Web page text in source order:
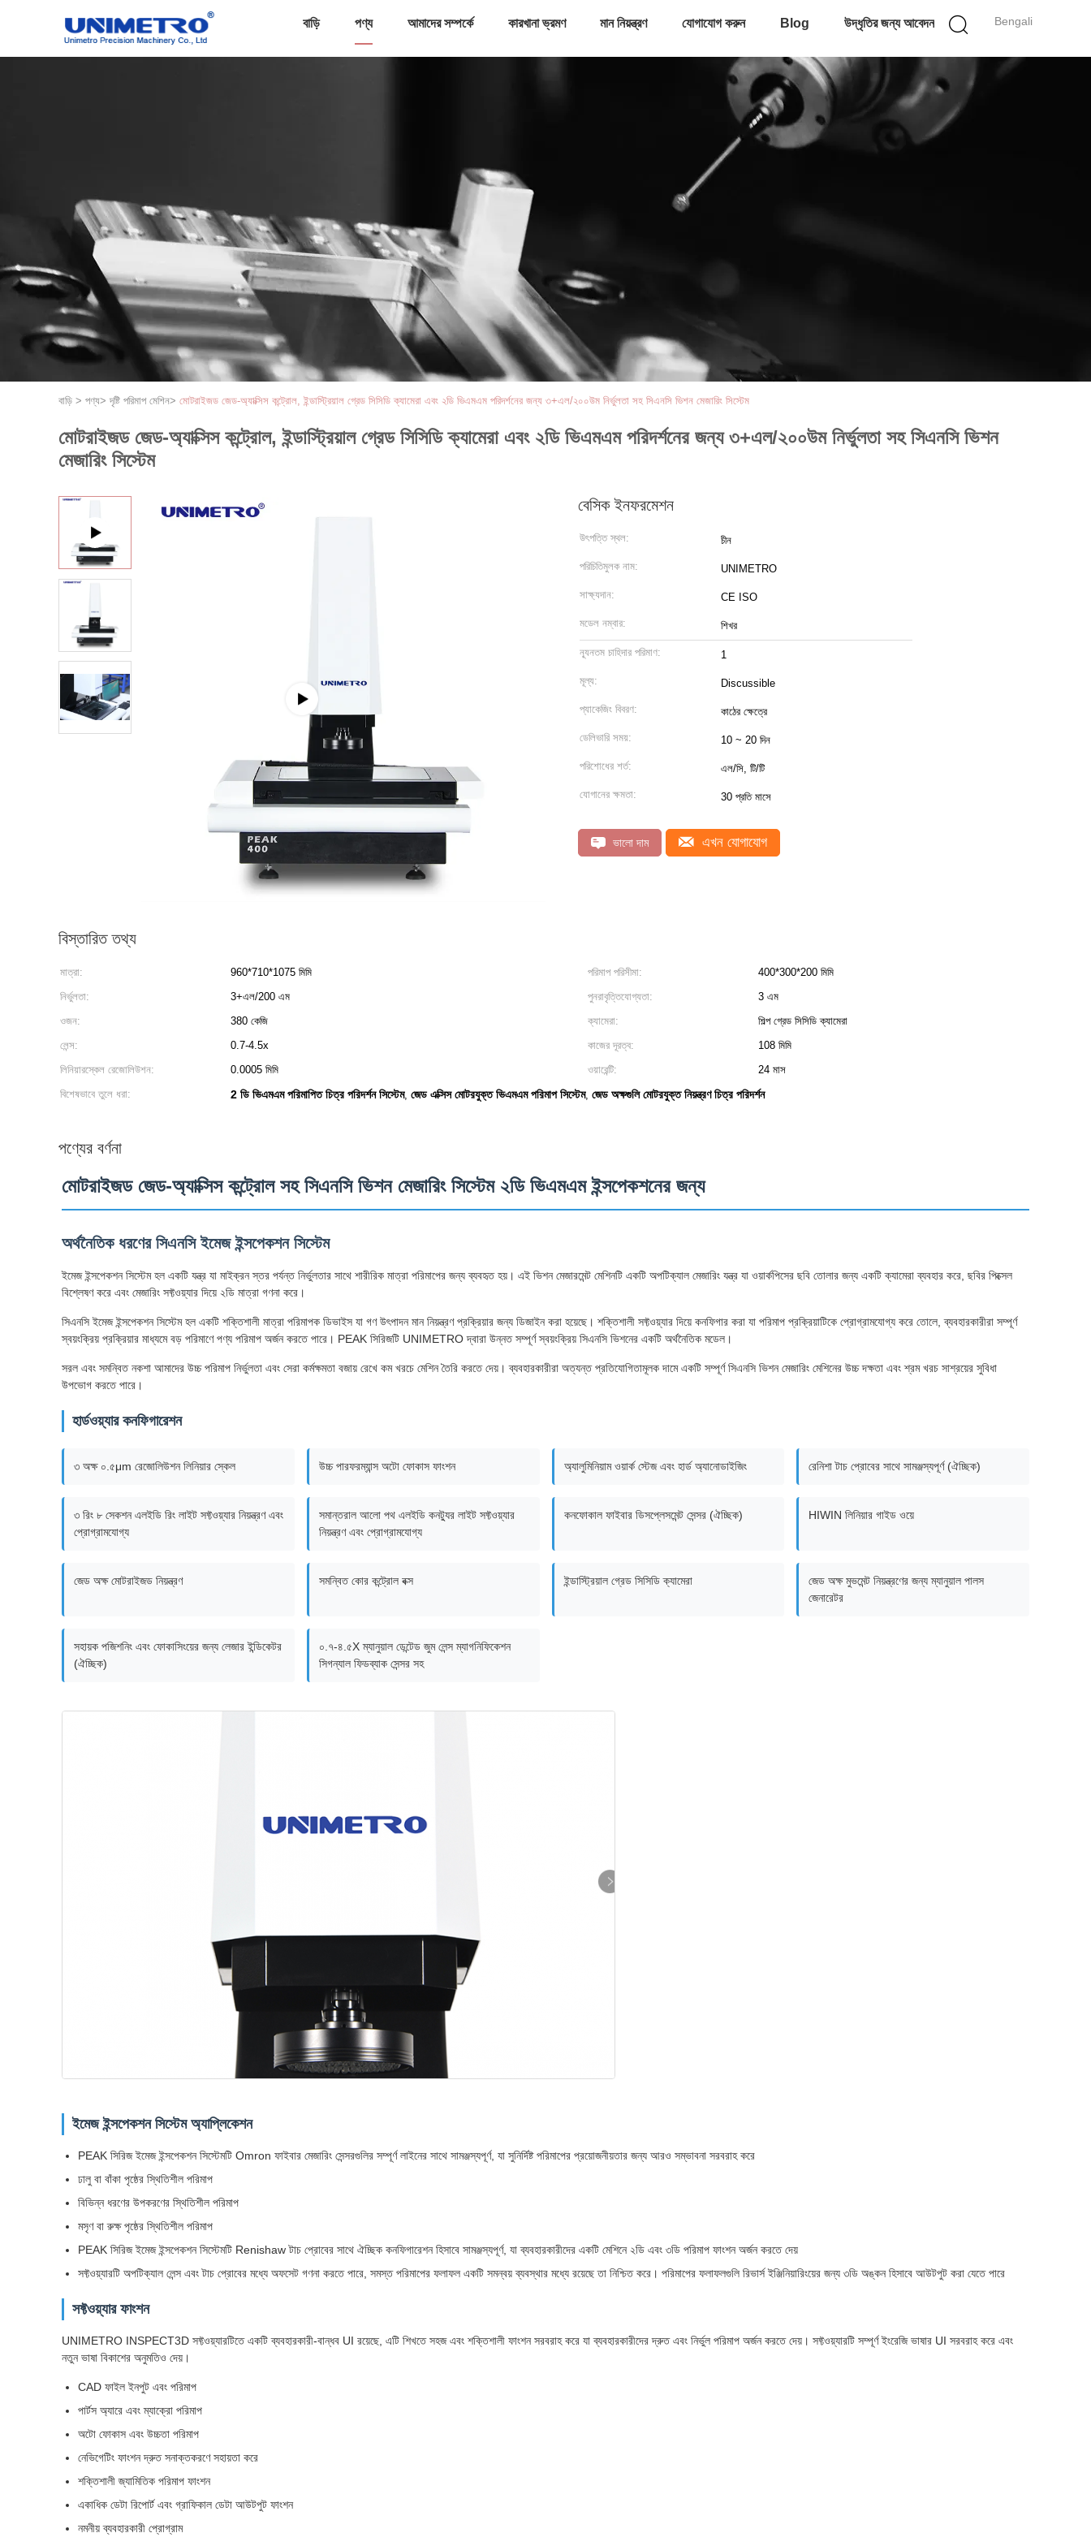
Bengali
বাড়ি পণ্য আমাদের সম্পর্কে কারখানা ভ্রমণ মান নিয়ন্ত্রণ যোগাযোগ করুন Blog উদ্ধৃতির জন্য আবেদন
বাড়ি > পণ্য> দৃষ্টি পরিমাপ মেশিন> মোটরাইজড জেড-অ্যাক্সিস কন্ট্রোল, ইন্ডাস্ট্রিয়াল গ্রেড সিসিডি ক্যামেরা এবং ২ডি ভিএমএম পরিদর্শনের জন্য ৩+এল/২০০উম নির্ভুলতা সহ সিএনসি ভিশন মেজারিং সিস্টেম
মোটরাইজড জেড-অ্যাক্সিস কন্ট্রোল, ইন্ডাস্ট্রিয়াল গ্রেড সিসিডি ক্যামেরা এবং ২ডি ভিএমএম পরিদর্শনের জন্য ৩+এল/২০০উম নির্ভুলতা সহ সিএনসি ভিশন
মেজারিং সিস্টেম
বেসিক ইনফরমেশন
উৎপত্তি স্থল: চীন
পরিচিতিমুলক নাম: UNIMETRO
সাক্ষ্যদান: CE ISO
মডেল নম্বার: শিখর
ন্যূনতম চাহিদার পরিমাণ: 1
মূল্য: Discussible
প্যাকেজিং বিবরণ: কাঠের ক্ষেত্রে
ডেলিভারি সময়: 10 ~ 20 দিন
পরিশোধের শর্ত: এল/সি, টি/টি
যোগানের ক্ষমতা: 30 প্রতি মাসে
ভালো দাম এখন যোগাযোগ
বিস্তারিত তথ্য
মাত্রা: 960*710*1075 মিমি পরিমাপ পরিসীমা:
400*300*200 মিমি
নির্ভুলতা:
3+এল/200 এম পুনরাবৃত্তিযোগ্যতা:
3 এম
ওজন:
380 কেজি ক্যামেরা:
শিল্প গ্রেড সিসিডি ক্যামেরা
লেন্স:
0.7-4.5x কাজের দূরত্ব:
108 মিমি
লিনিয়ারস্কেল রেজোলিউশন:
0.0005 মিমি ওয়ারেন্টি:
24 মাস
বিশেষভাবে তুলে ধরা:
2 ডি ভিএমএম পরিমাপিত চিত্র পরিদর্শন সিস্টেম, জেড এক্সিস মোটরযুক্ত ভিএমএম পরিমাপ সিস্টেম, জেড অক্ষগুলি মোটরযুক্ত নিয়ন্ত্রণ চিত্র পরিদর্শন
পণ্যের বর্ণনা
মোটরাইজড জেড-অ্যাক্সিস কন্ট্রোল সহ সিএনসি ভিশন মেজারিং সিস্টেম ২ডি ভিএমএম ইন্সপেকশনের জন্য
অর্থনৈতিক ধরণের সিএনসি ইমেজ ইন্সপেকশন সিস্টেম
ইমেজ ইন্সপেকশন সিস্টেম হল একটি যন্ত্র যা মাইক্রন স্তর পর্যন্ত নির্ভুলতার সাথে শারীরিক মাত্রা পরিমাপের জন্য ব্যবহৃত হয়। এই ভিশন মেজারমেন্ট মেশিনটি একটি অপটিক্যাল মেজারিং যন্ত্র যা ওয়ার্কপিসের ছবি তোলার জন্য একটি ক্যামেরা ব্যবহার করে, ছবির পিক্সেল
বিশ্লেষণ করে এবং মেজারিং সফ্টওয়্যার দিয়ে ২ডি মাত্রা গণনা করে।
সিএনসি ইমেজ ইন্সপেকশন সিস্টেম হল একটি শক্তিশালী মাত্রা পরিমাপক ডিভাইস যা গণ উৎপাদন মান নিয়ন্ত্রণ প্রক্রিয়ার জন্য ডিজাইন করা হয়েছে। শক্তিশালী সফ্টওয়্যার দিয়ে কনফিগার করা যা পরিমাপ প্রক্রিয়াটিকে প্রোগ্রামযোগ্য করে তোলে, ব্যবহারকারীরা সম্পূর্ণ
স্বয়ংক্রিয় প্রক্রিয়ার মাধ্যমে বড় পরিমাণে পণ্য পরিমাপ অর্জন করতে পারে। PEAK সিরিজটি UNIMETRO দ্বারা উন্নত সম্পূর্ণ স্বয়ংক্রিয় সিএনসি ভিশনের একটি অর্থনৈতিক মডেল।
সরল এবং সমন্বিত নকশা আমাদের উচ্চ পরিমাপ নির্ভুলতা এবং সেরা কর্মক্ষমতা বজায় রেখে কম খরচে মেশিন তৈরি করতে দেয়। ব্যবহারকারীরা অত্যন্ত প্রতিযোগিতামূলক দামে একটি সম্পূর্ণ সিএনসি ভিশন মেজারিং মেশিনের উচ্চ দক্ষতা এবং শ্রম খরচ সাশ্রয়ের সুবিধা
উপভোগ করতে পারে।
হার্ডওয়্যার কনফিগারেশন
৩ অক্ষ ০.৫μm রেজোলিউশন লিনিয়ার স্কেল উচ্চ পারফরম্যান্স অটো ফোকাস ফাংশন অ্যালুমিনিয়াম ওয়ার্ক স্টেজ এবং হার্ড অ্যানোডাইজিং রেনিশা টাচ প্রোবের সাথে সামঞ্জস্যপূর্ণ (ঐচ্ছিক)
৩ রিং ৮ সেকশন এলইডি রিং লাইট সফ্টওয়্যার নিয়ন্ত্রণ এবং
প্রোগ্রামযোগ্য
সমান্তরাল আলো পথ এলইডি কনট্যুর লাইট সফ্টওয়্যার
নিয়ন্ত্রণ এবং প্রোগ্রামযোগ্য
কনফোকাল ফাইবার ডিসপ্লেসমেন্ট সেন্সর (ঐচ্ছিক) HIWIN লিনিয়ার গাইড ওয়ে
জেড অক্ষ মোটরাইজড নিয়ন্ত্রণ সমন্বিত কোর কন্ট্রোল বক্স ইন্ডাস্ট্রিয়াল গ্রেড সিসিডি ক্যামেরা
জেড অক্ষ মুভমেন্ট নিয়ন্ত্রণের জন্য ম্যানুয়াল পালস
জেনারেটর
সহায়ক পজিশনিং এবং ফোকাসিংয়ের জন্য লেজার ইন্ডিকেটর
(ঐচ্ছিক)
০.৭-৪.৫X ম্যানুয়াল ডেন্টেড জুম লেন্স ম্যাগনিফিকেশন
সিগন্যাল ফিডব্যাক সেন্সর সহ
ইমেজ ইন্সপেকশন সিস্টেম অ্যাপ্লিকেশন
PEAK সিরিজ ইমেজ ইন্সপেকশন সিস্টেমটি Omron ফাইবার মেজারিং সেন্সরগুলির সম্পূর্ণ লাইনের সাথে সামঞ্জস্যপূর্ণ, যা সুনির্দিষ্ট পরিমাপের প্রয়োজনীয়তার জন্য আরও সম্ভাবনা সরবরাহ করে
ঢালু বা বাঁকা পৃষ্ঠের স্থিতিশীল পরিমাপ
বিভিন্ন ধরণের উপকরণের স্থিতিশীল পরিমাপ
মসৃণ বা রুক্ষ পৃষ্ঠের স্থিতিশীল পরিমাপ
PEAK সিরিজ ইমেজ ইন্সপেকশন সিস্টেমটি Renishaw টাচ প্রোবের সাথে ঐচ্ছিক কনফিগারেশন হিসাবে সামঞ্জস্যপূর্ণ, যা ব্যবহারকারীদের একটি মেশিনে ২ডি এবং ৩ডি পরিমাপ ফাংশন অর্জন করতে দেয়
সফ্টওয়্যারটি অপটিক্যাল লেন্স এবং টাচ প্রোবের মধ্যে অফসেট গণনা করতে পারে, সমস্ত পরিমাপের ফলাফল একটি সমন্বয় ব্যবস্থার মধ্যে রয়েছে তা নিশ্চিত করে। পরিমাপের ফলাফলগুলি রিভার্স ইঞ্জিনিয়ারিংয়ের জন্য ৩ডি অঙ্কন হিসাবে আউটপুট করা যেতে পারে
সফ্টওয়্যার ফাংশন
UNIMETRO INSPECT3D সফ্টওয়্যারটিতে একটি ব্যবহারকারী-বান্ধব UI রয়েছে, এটি শিখতে সহজ এবং শক্তিশালী ফাংশন সরবরাহ করে যা ব্যবহারকারীদের দ্রুত এবং নির্ভুল পরিমাপ অর্জন করতে দেয়। সফ্টওয়্যারটি সম্পূর্ণ ইংরেজি ভাষার UI সরবরাহ করে এবং
নতুন ভাষা বিকাশের অনুমতিও দেয়।
CAD ফাইল ইনপুট এবং পরিমাপ
পার্টস অ্যারে এবং ম্যাক্রো পরিমাপ
অটো ফোকাস এবং উচ্চতা পরিমাপ
নেভিগেটিং ফাংশন দ্রুত সনাক্তকরণে সহায়তা করে
শক্তিশালী জ্যামিতিক পরিমাপ ফাংশন
একাধিক ডেটা রিপোর্ট এবং গ্রাফিকাল ডেটা আউটপুট ফাংশন
নমনীয় ব্যবহারকারী প্রোগ্রাম